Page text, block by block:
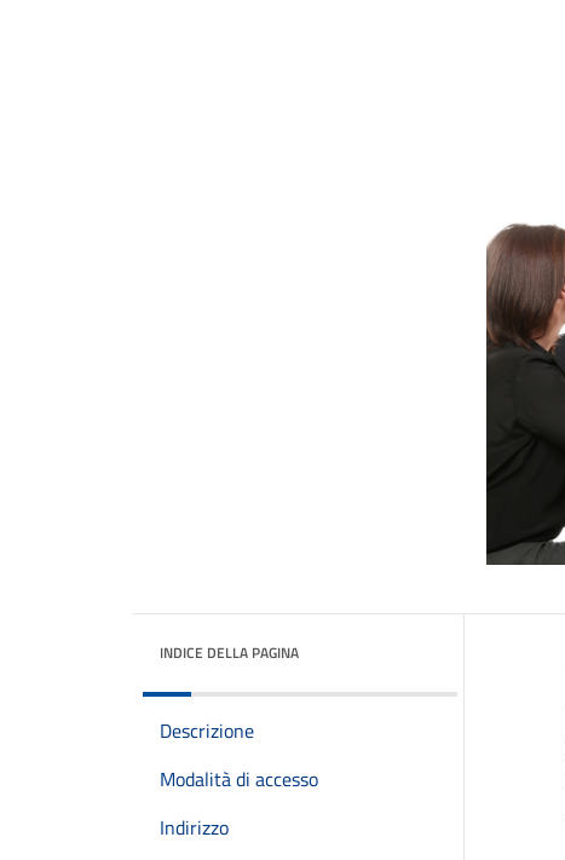
INDICE DELLA PAGINA
Descrizione
Modalità di accesso
Indirizzo